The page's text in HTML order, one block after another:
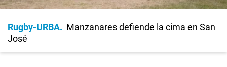
Rugby-URBA
Manzanares defiende la cima en San
José